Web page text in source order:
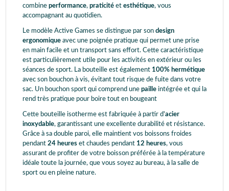
combine performance, praticité et esthétique, vous
accompagnant au quotidien.
Le modèle Active Games se distingue par son design
ergonomique avec une poignée pratique qui permet une prise
en main facile et un transport sans effort. Cette caractéristique
est particulièrement utile pour les activités en extérieur ou les
séances de sport. La bouteille est également 100% hermétique
avec son bouchon à vis, évitant tout risque de fuite dans votre
sac. Un bouchon sport qui comprend une paille intégrée et qui la
rend très pratique pour boire tout en bougeant
Cette bouteille isotherme est fabriquée à partir d'acier
inoxydable, garantissant une excellente durabilité et résistance.
Grâce à sa double paroi, elle maintient vos boissons froides
pendant 24 heures et chaudes pendant 12 heures, vous
assurant de profiter de votre boisson préférée à la température
idéale toute la journée, que vous soyez au bureau, à la salle de
sport ou en pleine nature.